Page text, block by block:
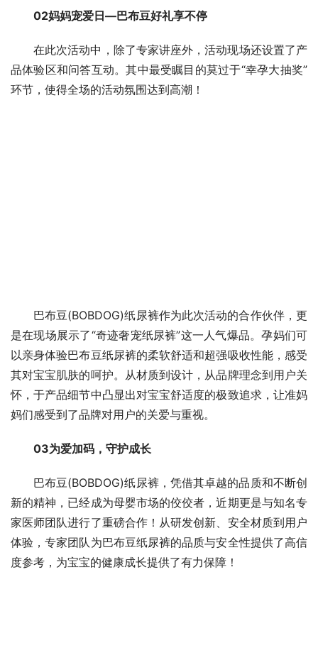
02妈妈宠爱日—巴布豆好礼享不停
在此次活动中，除了专家讲座外，活动现场还设置了产
品体验区和问答互动。其中最受瞩目的莫过于“幸孕大抽奖”
环节，使得全场的活动氛围达到高潮！
巴布豆(BOBDOG)纸尿裤作为此次活动的合作伙伴，更
是在现场展示了“奇迹奢宠纸尿裤”这一人气爆品。孕妈们可
以亲身体验巴布豆纸尿裤的柔软舒适和超强吸收性能，感受
其对宝宝肌肤的呵护。从材质到设计，从品牌理念到用户关
怀，于产品细节中凸显出对宝宝舒适度的极致追求，让准妈
妈们感受到了品牌对用户的关爱与重视。
03为爱加码，守护成长
巴布豆(BOBDOG)纸尿裤，凭借其卓越的品质和不断创
新的精神，已经成为母婴市场的佼佼者，近期更是与知名专
家医师团队进行了重磅合作！从研发创新、安全材质到用户
体验，专家团队为巴布豆纸尿裤的品质与安全性提供了高信
度参考，为宝宝的健康成长提供了有力保障！